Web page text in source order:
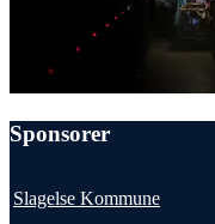
Sponsorer
Slagelse Kommune